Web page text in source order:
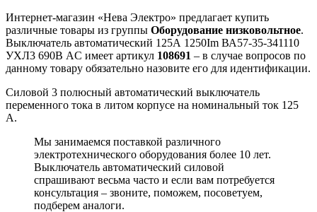
Интернет-магазин «Нева Электро» предлагает купить
различные товары из группы Оборудование низковольтное.
Выключатель автоматический 125А 1250Im ВА57-35-341110
УХЛ3 690В AC имеет артикул 108691 – в случае вопросов по
данному товару обязательно назовите его для идентификации.
Силовой 3 полюсный автоматический выключатель
переменного тока в литом корпусе на номинальный ток 125
А.
Мы занимаемся поставкой различного
электротехнического оборудования более 10 лет.
Выключатель автоматический силовой
спрашивают весьма часто и если вам потребуется
консультация – звоните, поможем, посоветуем,
подберем аналоги.